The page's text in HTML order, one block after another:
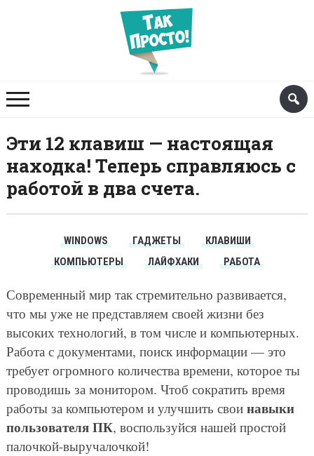
Эти 12 клавиш — настоящая
находка! Теперь справляюсь с
работой в два счета.
WINDOWS ГАДЖЕТЫ
КЛАВИШИ
КОМПЬЮТЕРЫ
ЛАЙФХАКИ РАБОТА
Современный мир так стремительно развивается,
что мы уже не представляем своей жизни без
высоких технологий, в том числе и компьютерных.
Работа с документами, поиск информации — это
требует огромного количества времени, которое ты
проводишь за монитором. Чтоб сократить время
работы за компьютером и улучшить свои навыки
пользователя ПК, воспользуйся нашей простой
палочкой-выручалочкой!